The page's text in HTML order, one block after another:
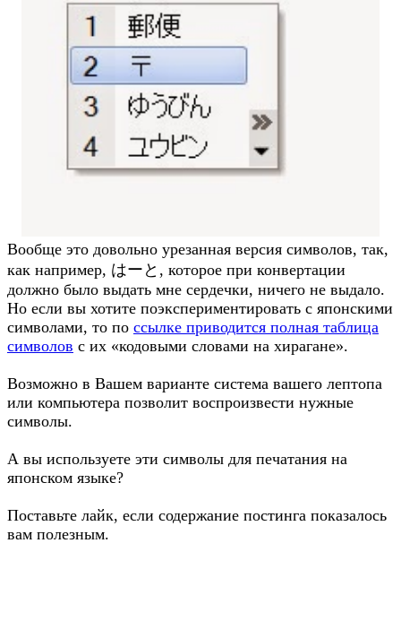
Вообще это довольно урезанная версия символов, так,
как например, はーと, которое при конвертации
должно было выдать мне сердечки, ничего не выдало.
Но если вы хотите поэкспериментировать с японскими
символами, то по ссылке приводится полная таблица
символов с их «кодовыми словами на хирагане».
Возможно в Вашем варианте система вашего лептопа
или компьютера позволит воспроизвести нужные
символы.
А вы используете эти символы для печатания на
японском языке?
Поставьте лайк, если содержание постинга показалось
вам полезным.